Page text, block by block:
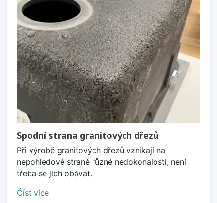
Spodní strana granitových dřezů
Při výrobě granitových dřezů vznikají na
nepohledové straně různé nedokonalosti, není
třeba se jich obávat.
Číst více